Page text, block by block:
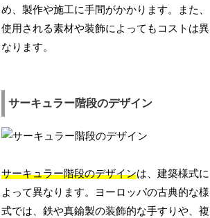
め、製作や施工に手間がかかります。また、
使用される素材や装飾によってもコストは異
なります。
サーキュラー階段のデザイン
サーキュラー階段のデザインは、建築様式に
よって異なります。ヨーロッパの古典的な様
式では、鉄や真鍮製の装飾的な手すりや、複